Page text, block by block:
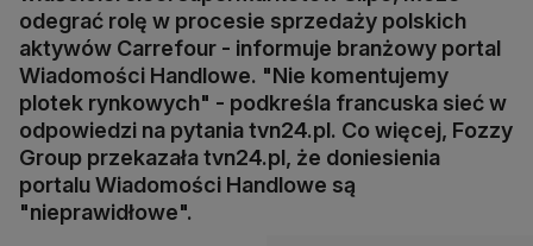
odegrać rolę w procesie sprzedaży polskich
aktywów Carrefour - informuje branżowy portal
Wiadomości Handlowe. "Nie komentujemy
plotek rynkowych" - podkreśla francuska sieć w
odpowiedzi na pytania tvn24.pl. Co więcej, Fozzy
Group przekazała tvn24.pl, że doniesienia
portalu Wiadomości Handlowe są
"nieprawidłowe".